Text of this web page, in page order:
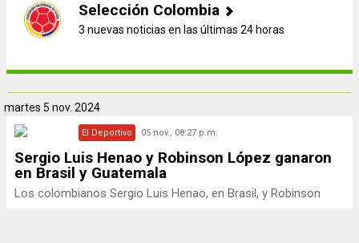
Selección Colombia
3 nuevas noticias en las últimas 24 horas
martes 5 nov. 2024
El Deportivo 05 nov., 08:27 p.m.
Sergio Luis Henao y Robinson López ganaron
en Brasil y Guatemala
Los colombianos Sergio Luis Henao, en Brasil, y Robinson